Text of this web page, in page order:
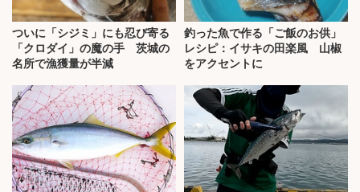
ついに「シジミ」にも忍び寄る
「クロダイ」の魔の手 茨城の
名所で漁獲量が半減
釣った魚で作る「ご飯のお供」
レシピ：イサキの田楽風 山椒
をアクセントに